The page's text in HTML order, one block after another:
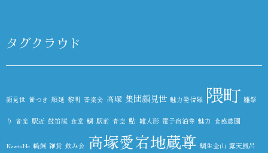
タグクラウド
顔見世 餅つき 順延 黎明 音楽会 高塚 集団顔見世 魅力発信隊 隈町 雛祭
り 音楽 駅近 鼓笛隊 食堂 鯛 駅前 青空 鮎 雛人形 電子宿泊券 魅力 食感農園
KazetoNe 鵜飼 雑貨 飲み会 高塚愛宕地蔵尊 鯛生金山 露天風呂